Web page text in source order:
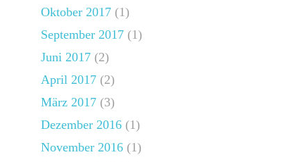
Oktober 2017(1)
September 2017(1)
Juni 2017(2)
April 2017(2)
März 2017(3)
Dezember 2016(1)
November 2016(1)